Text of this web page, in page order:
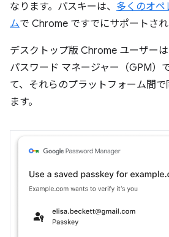
なります。パスキーは、 多くのオペ
ムで Chrome ですでにサポートされ
デスクトップ版 Chrome ユーザー
パスワード マネージャー（GPM）
て、それらのプラットフォーム間
ます。